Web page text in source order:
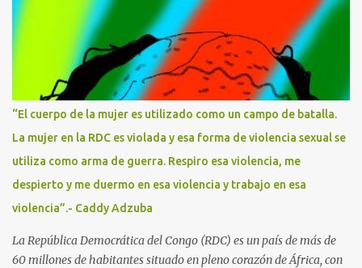
temas, vertiendo su punto de vista sobre lo que ocurría siempre
con un criterio propio, con ese filtro sarcástico tan personal que le
dio su origen humilde, esa complicidad con los desfavorecidxs que
también trasladará a su narrativa. María Dolores Torres
Manzanera -Maruja Torres- nació en el barrio del Raval,
Barcelona, en 1943. Su familia era oriunda de Murcia, de orígenes
muy humildes. El padre bebía y maltrataba a la madre en su
presencia, por lo que el ambiente en casa era insoportable. Hasta
que por fin las abandonó cuando Maruja tenía ...
“El cuerpo de la mujer es utilizado como un campo de batalla.
La mujer en la RDC es violada y esa forma de violencia sexual se
utiliza como arma de guerra. Respiro esa violencia, me
despierto y me duermo en esa violencia y trabajo en esa
violencia”.- Caddy Adzuba
La República Democrática del Congo (RDC) es un país de más de
60 millones de habitantes situado en pleno corazón de África, con